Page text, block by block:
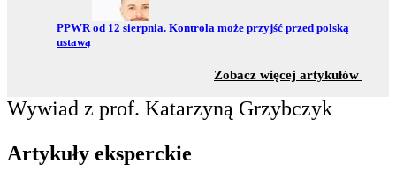
Przejdź do:
PPWR od 12 sierpnia. Kontrola może przyjść przed polską
ustawą
Zobacz więcej artykułów
Wywiad z prof. Katarzyną Grzybczyk
Artykuły eksperckie